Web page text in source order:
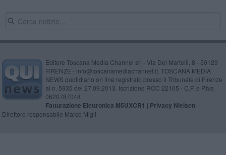
Editore Toscana Media Channel srl - Via Dei Martelli, 8 - 50129
FIRENZE - info@toscanamediachannel.it. TOSCANA MEDIA
NEWS quotidiano on line registrato presso il Tribunale di Firenze
al n. 5935 del 27.09.2013. Iscrizione ROC 22105 - C.F. e P.Iva
0620787048
Fatturazione Elettronica M5UXCR1 | Privacy Nielsen
Direttore responsabile Marco Migli